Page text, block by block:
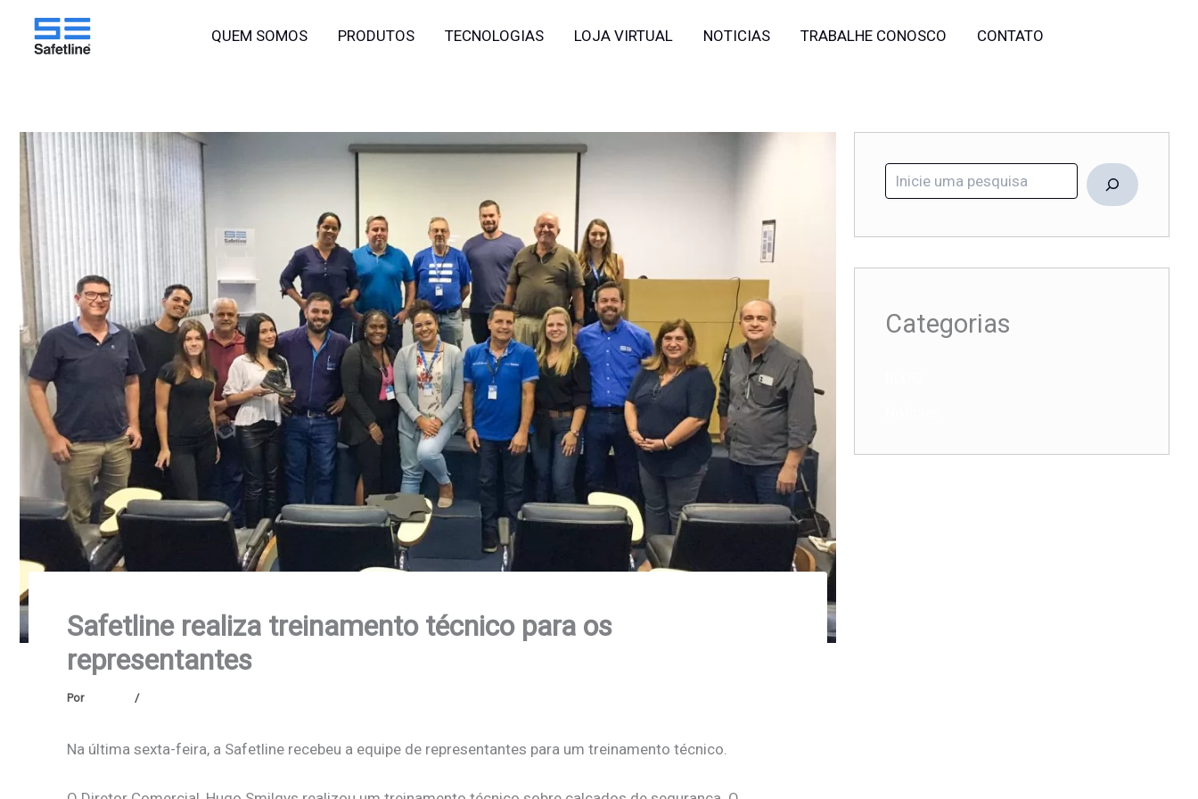
conteúdo
QUEM SOMOS PRODUTOS TECNOLOGIAS LOJA VIRTUAL NOTICIAS TRABALHE CONOSCO CONTATO
Safetline realiza treinamento técnico para os
representantes
Por /
Na última sexta-feira, a Safetline recebeu a equipe de representantes para um treinamento técnico.
Categorias